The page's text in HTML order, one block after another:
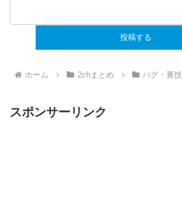
ホーム 2chまとめ バグ・裏技
スポンサーリンク